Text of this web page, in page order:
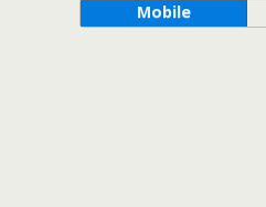
Mobile